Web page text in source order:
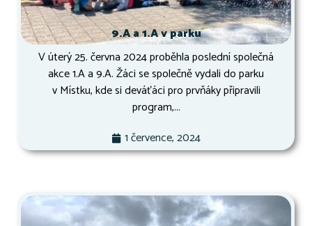
9.A a 1.A v parku
V úterý 25. června 2024 proběhla poslední společná
akce 1.A a 9.A. Žáci se společně vydali do parku
v Místku, kde si deváťáci pro prvňáky připravili
program,...
1 července, 2024